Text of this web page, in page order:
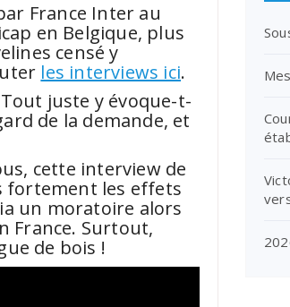
France Inter au
en Belgique, plus
censé y
les interviews ici.
Tout juste y évoque-t-
de la demande, et
cette interview de
fortement les effets
un moratoire alors
France. Surtout,
de bois !